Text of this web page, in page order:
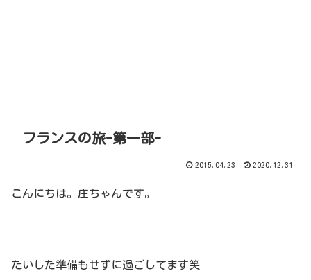
フランスの旅-第一部-
2015.04.23 2020.12.31
こんにちは。庄ちゃんです。
たいした準備もせずに過ごしてます笑